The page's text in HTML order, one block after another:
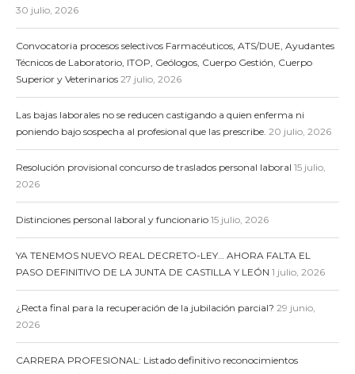
30 julio, 2026
Convocatoria procesos selectivos Farmacéuticos, ATS/DUE, Ayudantes
Técnicos de Laboratorio, ITOP, Geólogos, Cuerpo Gestión, Cuerpo
Superior y Veterinarios 27 julio, 2026
Las bajas laborales no se reducen castigando a quien enferma ni
poniendo bajo sospecha al profesional que las prescribe. 20 julio, 2026
Resolución provisional concurso de traslados personal laboral 15 julio,
2026
Distinciones personal laboral y funcionario 15 julio, 2026
YA TENEMOS NUEVO REAL DECRETO-LEY… AHORA FALTA EL
PASO DEFINITIVO DE LA JUNTA DE CASTILLA Y LEÓN 1 julio, 2026
¿Recta final para la recuperación de la jubilación parcial? 29 junio,
2026
CARRERA PROFESIONAL: Listado definitivo reconocimientos